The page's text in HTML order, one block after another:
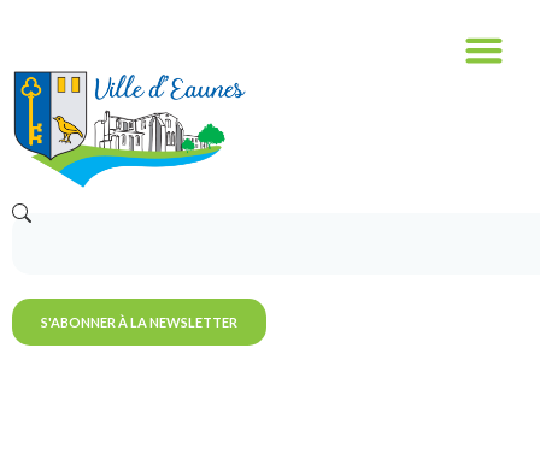
S'ABONNER À LA NEWSLETTER